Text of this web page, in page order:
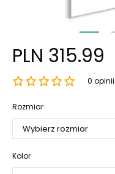
PLN 315.99
0 opinii
Rozmiar
Kolor